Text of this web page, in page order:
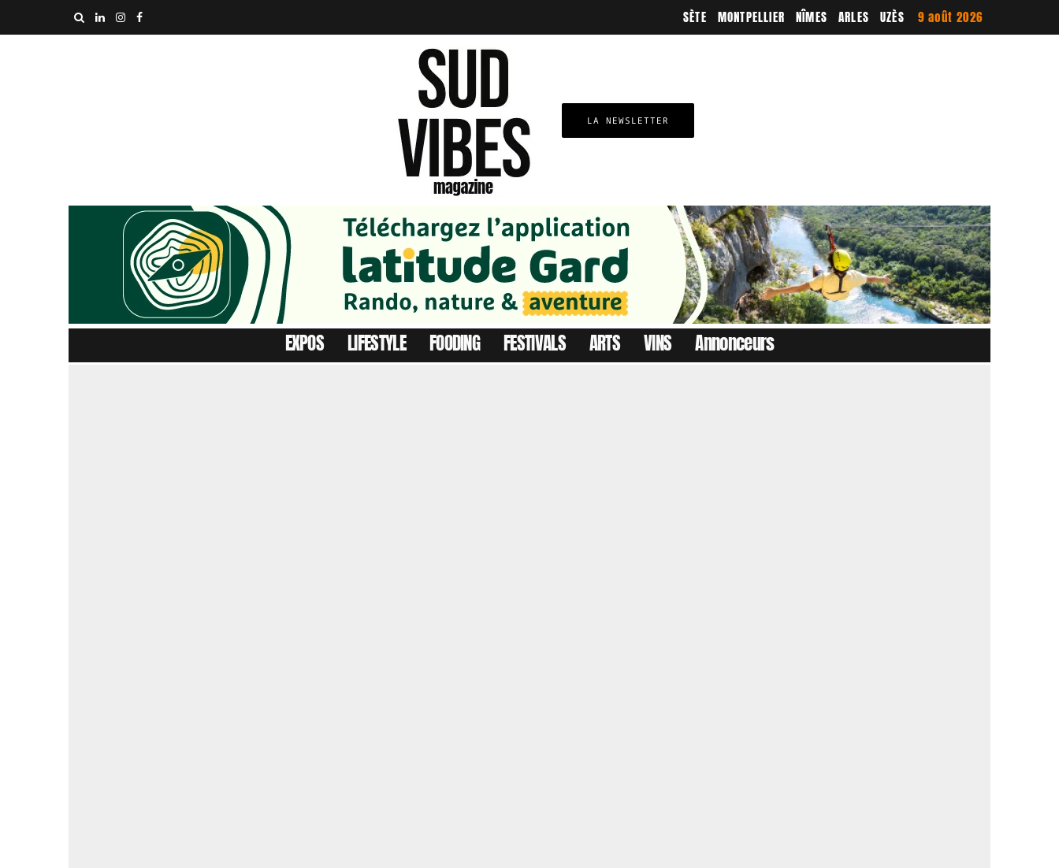
9 août 2026
UZÈS
ARLES
NÎMES
MONTPELLIER
SÈTE
LA NEWSLETTER
EXPOS LIFESTYLE FOODING FESTIVALS ARTS VINS Annonceurs